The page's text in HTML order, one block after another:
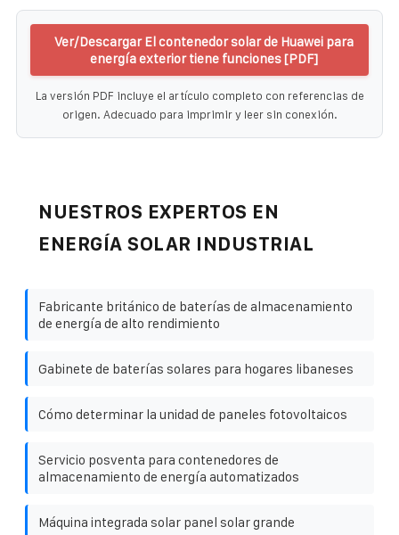
Ver/Descargar El contenedor solar de Huawei para
energía exterior tiene funciones [PDF]
La versión PDF incluye el artículo completo con referencias de
origen. Adecuado para imprimir y leer sin conexión.
NUESTROS EXPERTOS EN
ENERGÍA SOLAR INDUSTRIAL
Fabricante británico de baterías de almacenamiento
de energía de alto rendimiento
Gabinete de baterías solares para hogares libaneses
Cómo determinar la unidad de paneles fotovoltaicos
Servicio posventa para contenedores de
almacenamiento de energía automatizados
Máquina integrada solar panel solar grande